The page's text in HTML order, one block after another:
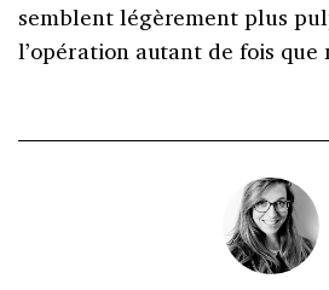
semblent légèrement plus
l’opération autant de fois que